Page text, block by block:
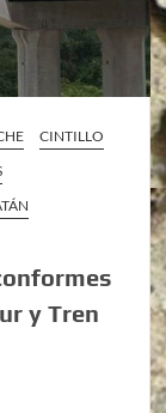
CINTILLO
y Tren